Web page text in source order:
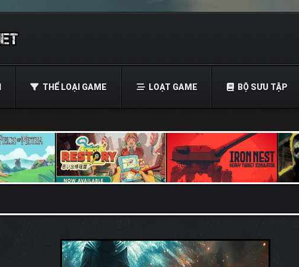
THỂ LOẠI GAME LOẠT GAME BỘ SƯU TẬP